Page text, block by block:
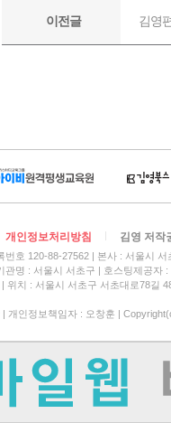
개인정보처리방침 김영 저작
번호 120-88-27562
본사 : 서울시
관명 : 서울시 서초구
호스팅제공자
위치 : 서울시 서초구 서초대로78길
| 개인정보책임자 : 오창훈 |